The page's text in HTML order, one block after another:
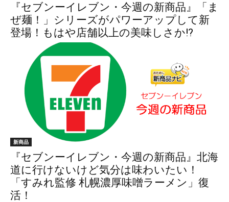
『セブンーイレブン・今週の新商品』「ま
ぜ麺！」シリーズがパワーアップして新
登場！もはや店舗以上の美味しさか!?
新商品
『セブンーイレブン・今週の新商品』北海
道に行けないけど気分は味わいたい！
「すみれ監修 札幌濃厚味噌ラーメン」復
活！